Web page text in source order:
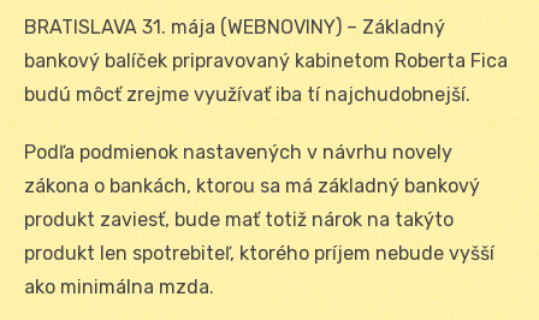
BRATISLAVA 31. mája (WEBNOVINY) – Základný
bankový balíček pripravovaný kabinetom Roberta Fica
budú môcť zrejme využívať iba tí najchudobnejší.
Podľa podmienok nastavených v návrhu novely
zákona o bankách, ktorou sa má základný bankový
produkt zaviesť, bude mať totiž nárok na takýto
produkt len spotrebiteľ, ktorého príjem nebude vyšší
ako minimálna mzda.